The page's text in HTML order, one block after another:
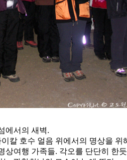
에서의 새벽.
칼 호수 얼음 위에서의 명상을 위
상여행 가족들. 각오를 단단히 한